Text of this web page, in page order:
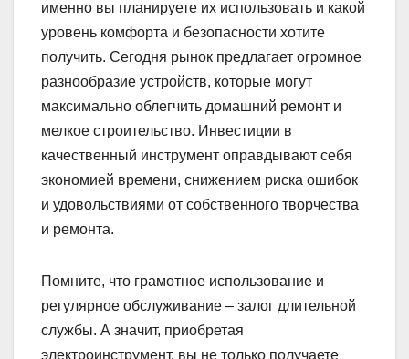
именно вы планируете их использовать и какой
уровень комфорта и безопасности хотите
получить. Сегодня рынок предлагает огромное
разнообразие устройств, которые могут
максимально облегчить домашний ремонт и
мелкое строительство. Инвестиции в
качественный инструмент оправдывают себя
экономией времени, снижением риска ошибок
и удовольствиями от собственного творчества
и ремонта.
Помните, что грамотное использование и
регулярное обслуживание – залог длительной
службы. А значит, приобретая
электроинструмент, вы не только получаете